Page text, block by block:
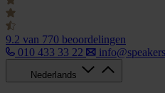
9.2 van 770 beoordelingen
010 433 33 22
Nederlands